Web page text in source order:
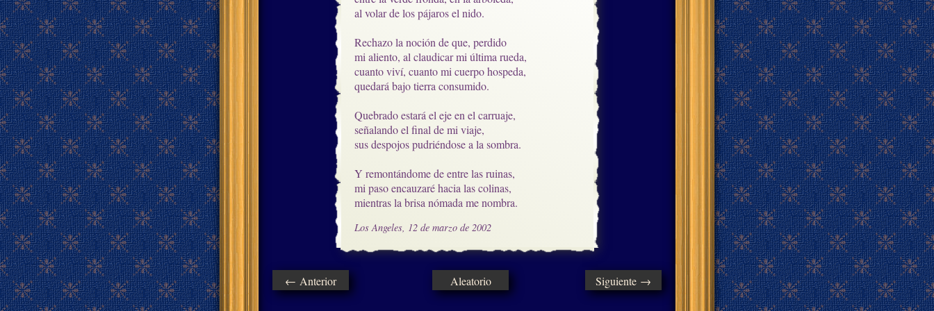
al volar de los pájaros el nido.
Rechazo la noción de que, perdido
mi aliento, al claudicar mi última rueda,
cuanto viví, cuanto mi cuerpo hospeda,
quedará bajo tierra consumido.
Quebrado estará el eje en el carruaje,
señalando el final de mi viaje,
sus despojos pudriéndose a la sombra.
Y remontándome de entre las ruinas,
mi paso encauzaré hacia las colinas,
mientras la brisa nómada me nombra.
Los Angeles, 12 de marzo de 2002
← Anterior Aleatorio Siguiente →